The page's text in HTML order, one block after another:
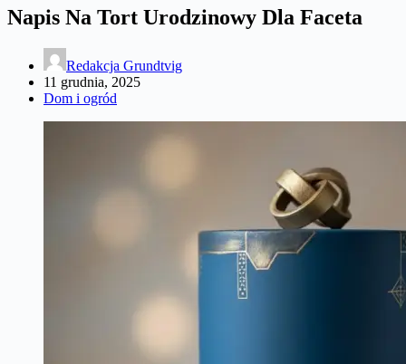
Napis Na Tort Urodzinowy Dla Faceta
Redakcja Grundtvig
11 grudnia, 2025
Dom i ogród